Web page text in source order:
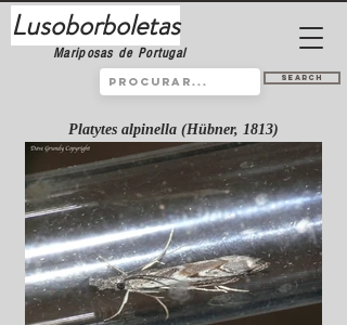
Lusoborboletas
Mariposas de Portugal
Search
Platytes alpinella (Hübner, 1813)